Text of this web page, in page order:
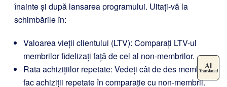
înainte și după lansarea programului. Uitați-vă la
schimbările în:
Valoarea vieții clientului (LTV): Comparați LTV-ul
membrilor fidelizați față de cel al non-membrilor.
Rata achizițiilor repetate: Vedeți cât de des membrii
fac achiziții repetate în comparație cu non-membrii.